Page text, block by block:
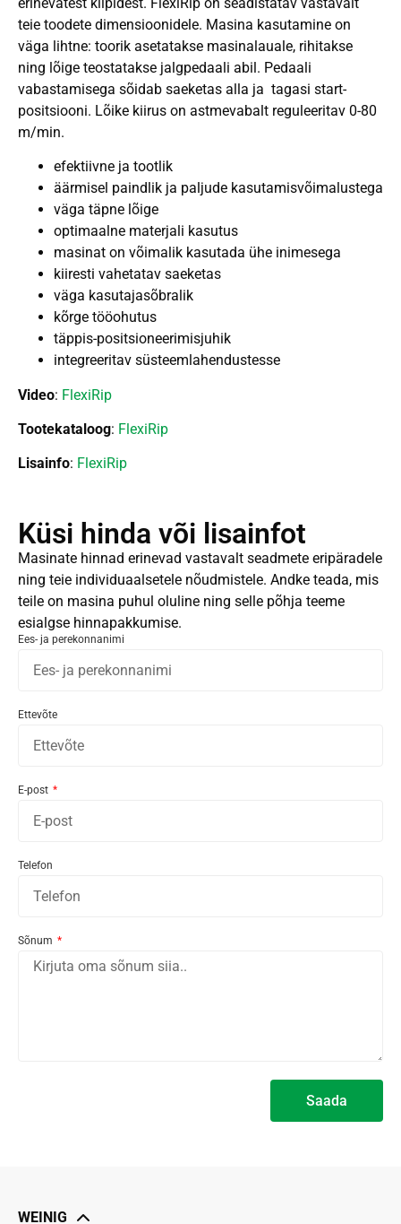
WEINIG
teie toodete dimensioonidele. Masina kasutamine on
väga lihtne: toorik asetatakse masinalauale, rihitakse
ning lõige teostatakse jalgpedaali abil. Pedaali
vabastamisega sõidab saeketas alla ja tagasi start-
positsiooni. Lõike kiirus on astmevabalt reguleeritav 0-80
m/min.
efektiivne ja tootlik
äärmisel paindlik ja paljude kasutamisvõimalustega
väga täpne lõige
optimaalne materjali kasutus
masinat on võimalik kasutada ühe inimesega
kiiresti vahetatav saeketas
väga kasutajasõbralik
kõrge tööohutus
täppis-positsioneerimisjuhik
integreeritav süsteemlahendustesse
Video: FlexiRip
Tootekataloog: FlexiRip
Lisainfo: FlexiRip
Küsi hinda või lisainfot
Masinate hinnad erinevad vastavalt seadmete eripäradele
ning teie individuaalsetele nõudmistele. Andke teada, mis
teile on masina puhul oluline ning selle põhja teeme
esialgse hinnapakkumise.
Ees- ja perekonnanimi
Ettevõte
E-post
Telefon
Sõnum
Saada